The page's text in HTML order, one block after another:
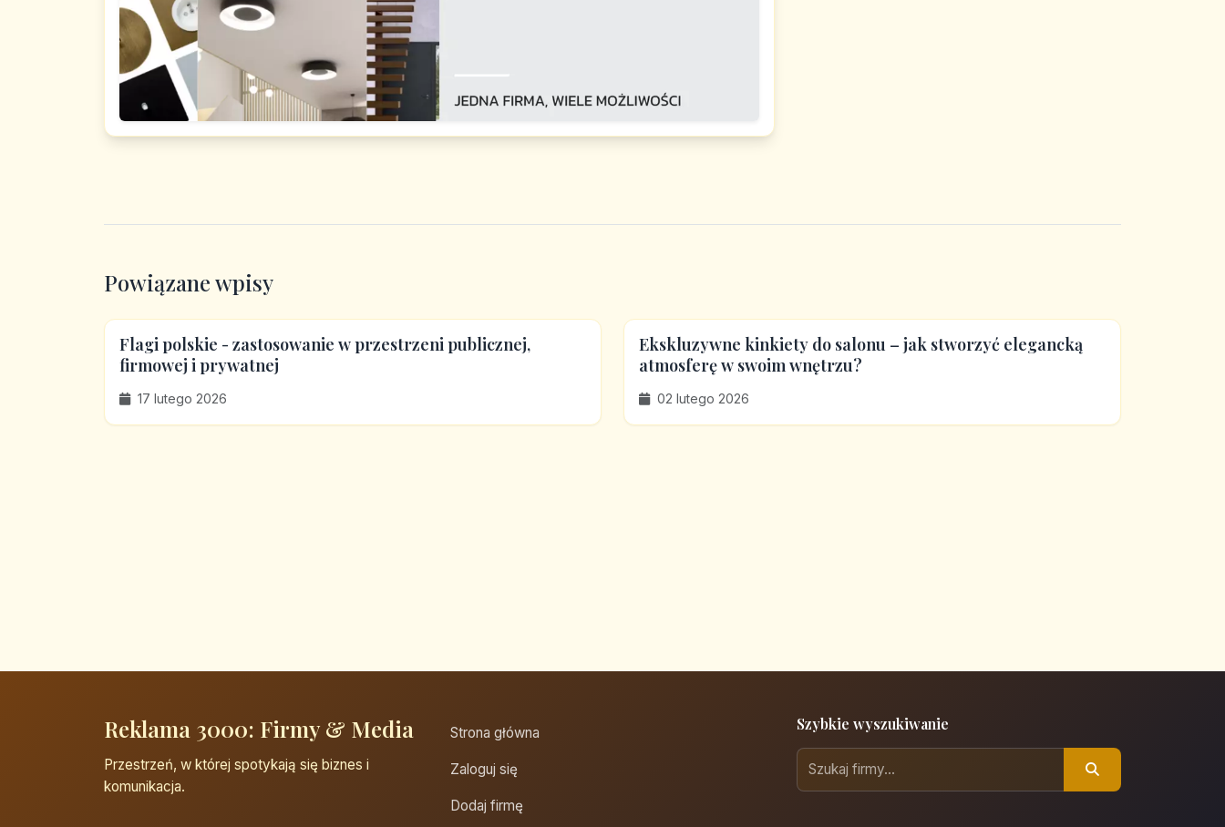
Powiązane wpisy
Flagi polskie - zastosowanie w przestrzeni publicznej,
firmowej i prywatnej
17 lutego 2026
Ekskluzywne kinkiety do salonu – jak stworzyć elegancką
atmosferę w swoim wnętrzu?
02 lutego 2026
Reklama 3000: Firmy & Media
Przestrzeń, w której spotykają się biznes i
komunikacja.
Strona główna
Zaloguj się
Dodaj firmę
Szybkie wyszukiwanie